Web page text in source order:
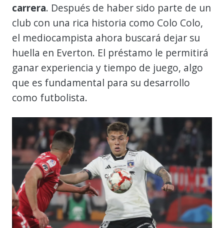
carrera. Después de haber sido parte de un
club con una rica historia como Colo Colo,
el mediocampista ahora buscará dejar su
huella en Everton. El préstamo le permitirá
ganar experiencia y tiempo de juego, algo
que es fundamental para su desarrollo
como futbolista.